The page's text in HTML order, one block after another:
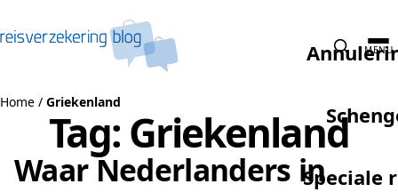
Speciale
MENU
Home / Griekenland
Tag: Griekenland
Waar Nederlanders in